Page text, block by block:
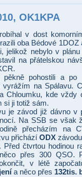
OK1KPA
v dost
oba Bédové 1DOZ
jelikož nebylo v
na přátelskou
pohostili a po
vyrážím na Spálavu.
Chloumku, kde vždy
si ji totiž sám.
je závod již dávno v
Na SSB se však
přecházím na
přichází ODX
Před čtvrtou hodinou
přes 300 QSO.
v létě
a něco přes 132tis.